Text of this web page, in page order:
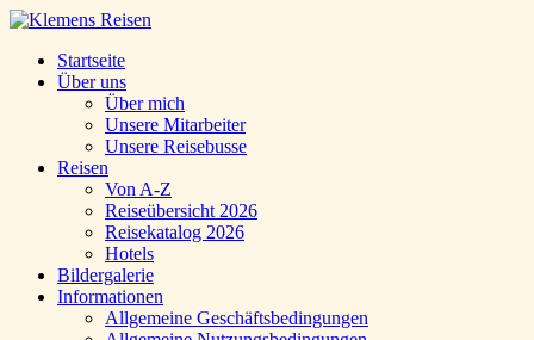
Startseite
Über uns
Über mich
Unsere Mitarbeiter
Unsere Reisebusse
Reisen
Von A-Z
Reiseübersicht 2026
Reisekatalog 2026
Hotels
Bildergalerie
Informationen
Allgemeine Geschäftsbedingungen